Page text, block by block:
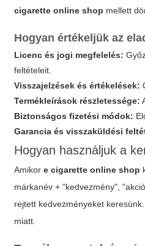
cigarette online shop mellett
Hogyan értékeljük az
Licenc és jogi megfelelés:
feltételeit.
Visszajelzések és értékelések:
Termékleírások részletessége:
Biztonságos fizetési módok:
Garancia és visszaküldési
Hogyan használjuk a
Amikore cigarette online shop
márkanév + "kedvezmény",
rejtett kedvezményeket
miatt.